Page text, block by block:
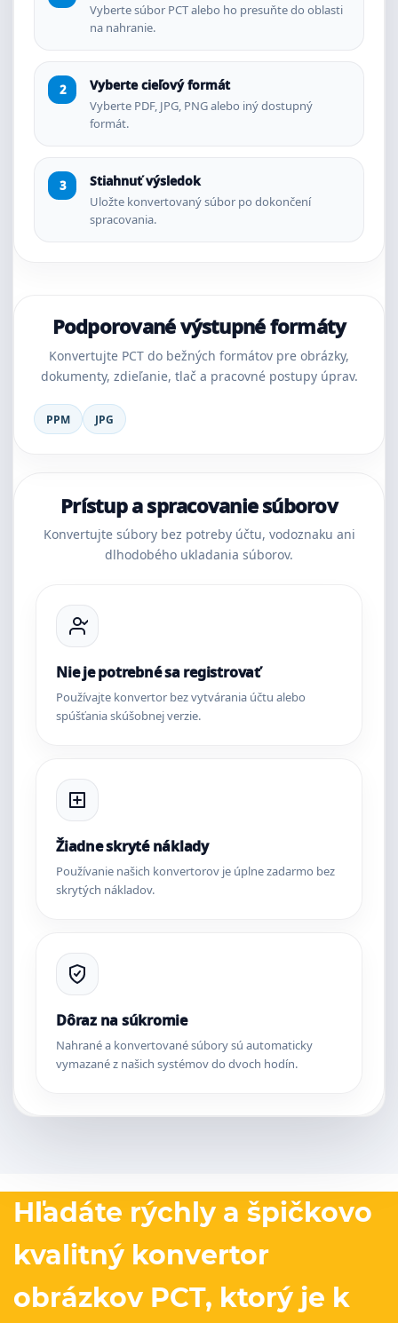
Vyberte súbor PCT alebo ho presuňte do oblasti
na nahranie.
Vyberte cieľový formát
Vyberte PDF, JPG, PNG alebo iný dostupný
formát.
Stiahnuť výsledok
Uložte konvertovaný súbor po dokončení
spracovania.
Podporované výstupné formáty
Konvertujte PCT do bežných formátov pre obrázky,
dokumenty, zdieľanie, tlač a pracovné postupy úprav.
PPM JPG
Prístup a spracovanie súborov
Konvertujte súbory bez potreby účtu, vodoznaku ani
dlhodobého ukladania súborov.
Nie je potrebné sa registrovať
Používajte konvertor bez vytvárania účtu alebo
spúšťania skúšobnej verzie.
Žiadne skryté náklady
Používanie našich konvertorov je úplne zadarmo bez
skrytých nákladov.
Dôraz na súkromie
Nahrané a konvertované súbory sú automaticky
vymazané z našich systémov do dvoch hodín.
Hľadáte rýchly a špičkovo
kvalitný konvertor
obrázkov PCT, ktorý je k